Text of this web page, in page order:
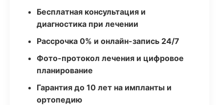
Бесплатная консультация и
диагностика при лечении
Рассрочка 0% и онлайн-запись 24/7
Фото-протокол лечения и цифровое
планирование
Гарантия до 10 лет на импланты и
ортопедию